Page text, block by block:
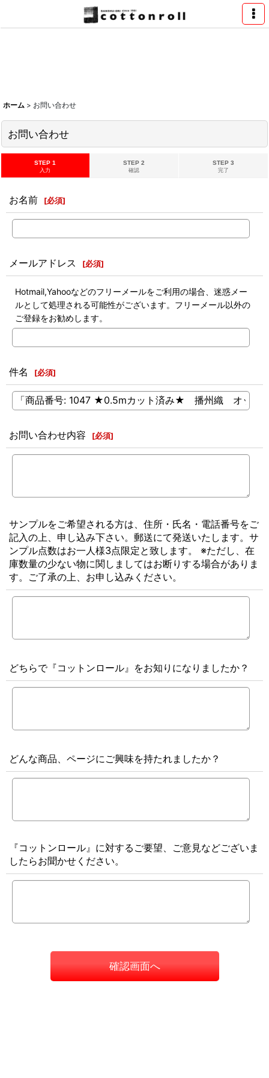
ホーム > お問い合わせ
お問い合わせ
STEP 1
入力
STEP 2
確認
STEP 3
完了
お名前 [必須]
メールアドレス [必須]
Hotmail,Yahooなどのフリーメールをご利用の場合、迷惑メー
ルとして処理される可能性がございます。フリーメール以外の
ご登録をお勧めします。
件名 [必須]
お問い合わせ内容 [必須]
サンプルをご希望される方は、住所・氏名・電話番号をご
記入の上、申し込み下さい。郵送にて発送いたします。サ
ンプル点数はお一人様3点限定と致します。 ※ただし、在
庫数量の少ない物に関しましてはお断りする場合がありま
す。ご了承の上、お申し込みください。
どちらで『コットンロール』をお知りになりましたか？
どんな商品、ページにご興味を持たれましたか？
『コットンロール』に対するご要望、ご意見などございま
したらお聞かせください。
確認画面へ